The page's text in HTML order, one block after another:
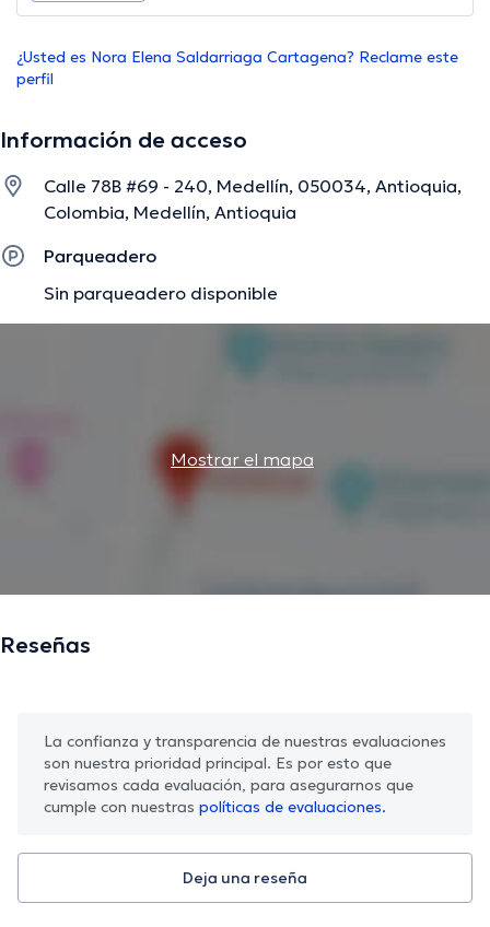
¿Usted es Nora Elena Saldarriaga Cartagena? Reclame este
perfil
Información de acceso
Calle 78B #69 - 240, Medellín, 050034, Antioquia,
Colombia, Medellín, Antioquia
Parqueadero
Sin parqueadero disponible
Mostrar el mapa
Reseñas
La confianza y transparencia de nuestras evaluaciones
son nuestra prioridad principal. Es por esto que
revisamos cada evaluación, para asegurarnos que
cumple con nuestras políticas de evaluaciones.
Deja una reseña